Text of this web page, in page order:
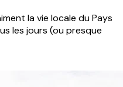
la vie locale du Pays
les jours (ou presque